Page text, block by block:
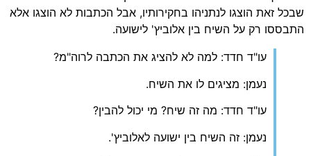
שבכל זאת הוצגו לנתניהו בחקירותיו, אבל הכתבות לא הוצגו אלא
התבססו רק על השיח בין אלוביץ' לישועה.
עו"ד חדד: למה לא להציג את הכתבה לרוה"מ?
נעמן: מציגים לו את השיח.
עו"ד חדד: מה זה שיח? מי יכול להבין?
נעמן: זה השיח בין ישועה לאלוביץ'.